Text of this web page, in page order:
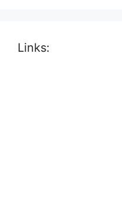
Links: